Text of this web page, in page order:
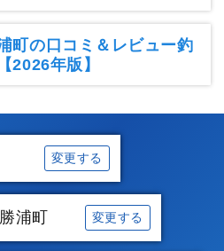
町の口コミ＆レビュー釣
2026年版】
変更する
浦町 変更する